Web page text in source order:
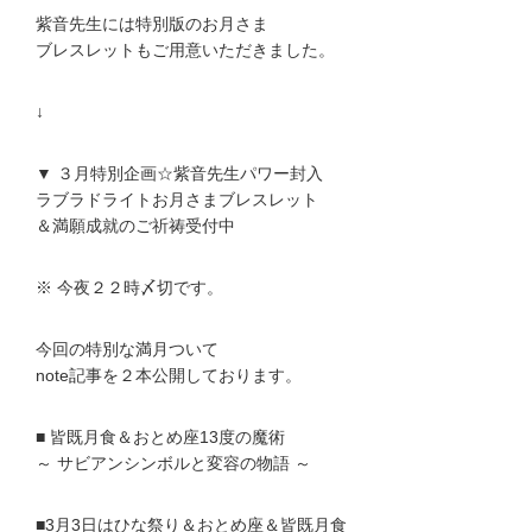
紫音先生には特別版のお月さま
ブレスレットもご用意いただきました。
↓
▼ ３月特別企画☆紫音先生パワー封入
ラブラドライトお月さまブレスレット
＆満願成就のご祈祷受付中
※ 今夜２２時〆切です。
今回の特別な満月ついて
note記事を２本公開しております。
■ 皆既月食＆おとめ座13度の魔術
～ サビアンシンボルと変容の物語 ～
■3月3日はひな祭り＆おとめ座＆皆既月食